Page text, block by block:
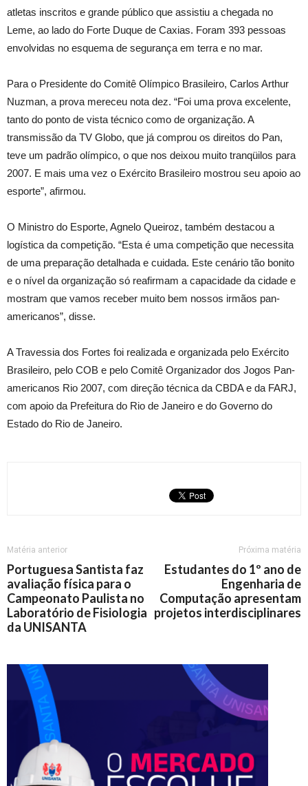
atletas inscritos e grande público que assistiu a chegada no
Leme, ao lado do Forte Duque de Caxias. Foram 393 pessoas
envolvidas no esquema de segurança em terra e no mar.
Para o Presidente do Comitê Olímpico Brasileiro, Carlos Arthur
Nuzman, a prova mereceu nota dez. “Foi uma prova excelente,
tanto do ponto de vista técnico como de organização. A
transmissão da TV Globo, que já comprou os direitos do Pan,
teve um padrão olímpico, o que nos deixou muito tranqüilos para
2007. E mais uma vez o Exército Brasileiro mostrou seu apoio ao
esporte”, afirmou.
O Ministro do Esporte, Agnelo Queiroz, também destacou a
logística da competição. “Esta é uma competição que necessita
de uma preparação detalhada e cuidada. Este cenário tão bonito
e o nível da organização só reafirmam a capacidade da cidade e
mostram que vamos receber muito bem nossos irmãos pan-
americanos”, disse.
A Travessia dos Fortes foi realizada e organizada pelo Exército
Brasileiro, pelo COB e pelo Comitê Organizador dos Jogos Pan-
americanos Rio 2007, com direção técnica da CBDA e da FARJ,
com apoio da Prefeitura do Rio de Janeiro e do Governo do
Estado do Rio de Janeiro.
Matéria anterior
Portuguesa Santista faz
avaliação física para o
Campeonato Paulista no
Laboratório de Fisiologia
da UNISANTA
Próxima matéria
Estudantes do 1º ano de
Engenharia de
Computação apresentam
projetos interdisciplinares